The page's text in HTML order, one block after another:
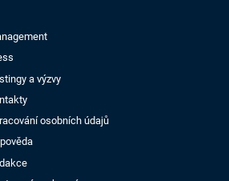
a výzvy
osobních údajů